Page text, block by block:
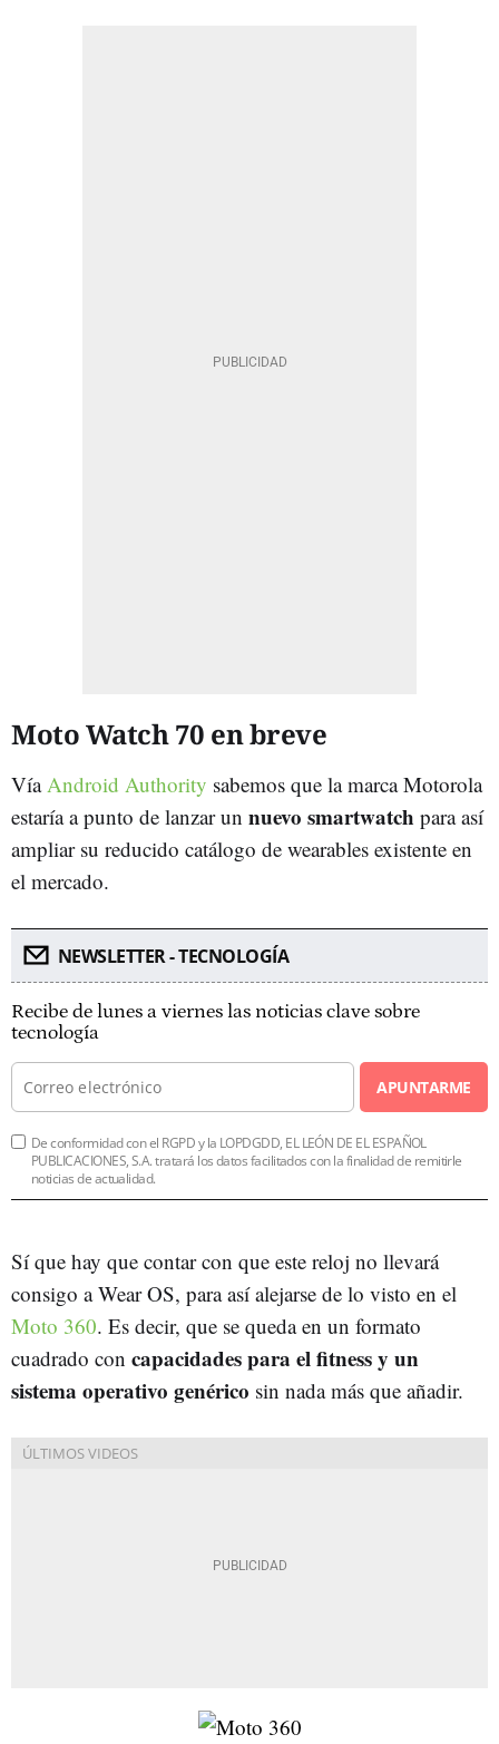
Moto Watch 70 en breve
VíaAndroid Authority sabemos que la marca Motorola
estaría a punto de lanzar un nuevo smartwatch para así
ampliar su reducido catálogo de wearables existente en
el mercado.
NEWSLETTER - TECNOLOGÍA
Recibe de lunes a viernes las noticias clave sobre
tecnología
APUNTARME
De conformidad con el RGPD y la LOPDGDD, EL LEÓN DE EL ESPAÑOL
PUBLICACIONES, S.A. tratará los datos facilitados con la finalidad de remitirle
noticias de actualidad.
Sí que hay que contar con que este reloj no llevará
consigo a Wear OS, para así alejarse de lo visto en el
Moto 360. Es decir, que se queda en un formato
cuadrado con capacidades para el fitness y un
sistema operativo genérico sin nada más que añadir.